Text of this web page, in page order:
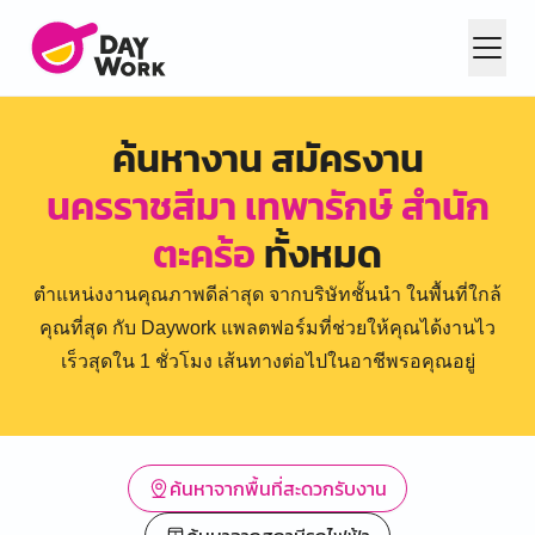
ค้นหางาน สมัครงาน
นครราชสีมา เทพารักษ์ สำนัก
ตะคร้อทั้งหมด
ตำแหน่งงานคุณภาพดีล่าสุด จากบริษัทชั้นนำ ในพื้นที่ใกล้
คุณที่สุด กับ Daywork แพลตฟอร์มที่ช่วยให้คุณได้งานไว
เร็วสุดใน 1 ชั่วโมง เส้นทางต่อไปในอาชีพรอคุณอยู่
ค้นหาจากพื้นที่สะดวกรับงาน